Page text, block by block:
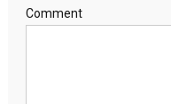
Comment